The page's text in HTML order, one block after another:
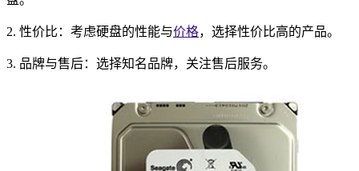
2. 性价比：考虑硬盘的性能与价格，选择性价比高的产品。
3. 品牌与售后：选择知名品牌，关注售后服务。